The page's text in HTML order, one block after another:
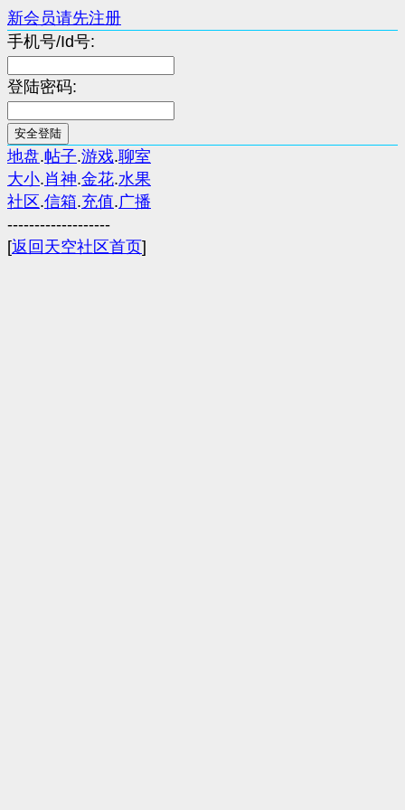
新会员请先注册
手机号/Id号:
登陆密码:
地盘.帖子.游戏.聊室
大小.肖神.金花.水果
社区 .信箱.充值.广播
-------------------
[返回天空社区首页]